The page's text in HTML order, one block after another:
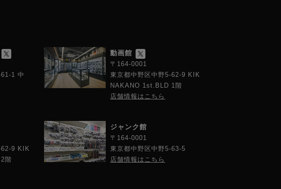
1 中
動画館
〒164-0001
東京都中野区中野5-62-9 KIK
NAKANO 1st.BLD 1階
店舗情報はこちら
62-9 KIK
階
ジャンク館
〒164-0001
東京都中野区中野5-63-5
店舗情報はこちら